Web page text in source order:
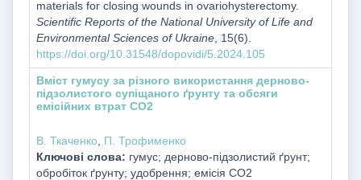
materials for closing wounds in ovariohysterectomy.
Scientific Reports of the National University of Life and
Environmental Sciences of Ukraine, 15(6).
https://doi.org/10.31548/dopovidi/5.2024.105
Вміст гумусу за різного використання дерново-
підзолистого супіщаного ґрунту та обсяги
емісійних втрат СО2
В. Ткаченко, П. Трофименко
Ключові слова: гумус; дерново-підзолистий ґрунт;
обробіток ґрунту; удобрення; емісія СО2